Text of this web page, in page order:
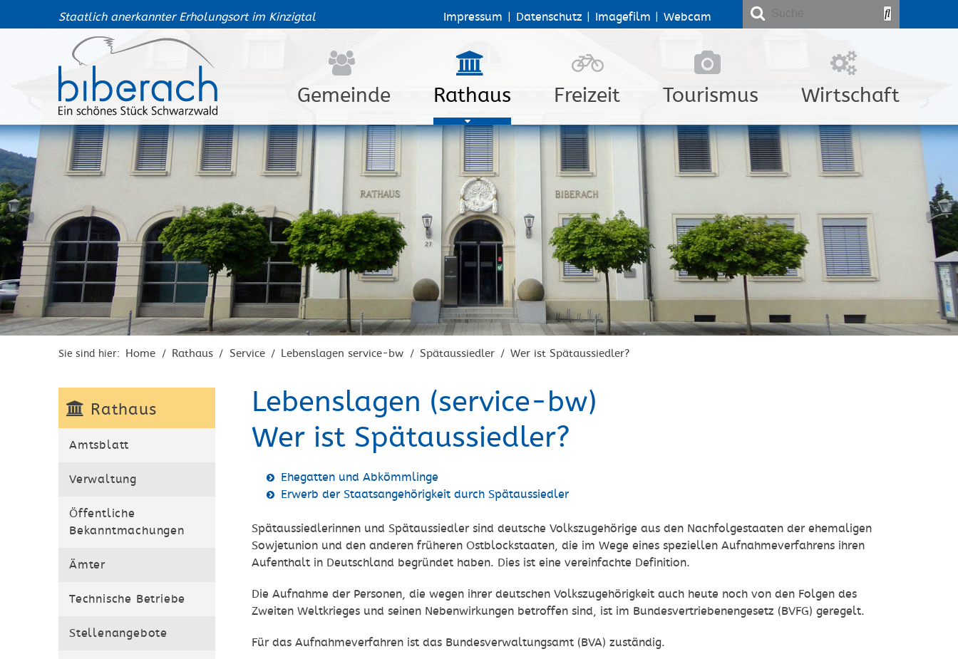
Staatlich anerkannter Erholungsort im Kinzigtal Impressum Datenschutz Imagefilm Webcam
Gemeinde Rathaus Freizeit Tourismus Wirtschaft
Sie sind hier: Home / Rathaus / Service / Lebenslagen service-bw / Spätaussiedler / Wer ist Spätaussiedler?
Rathaus
Amtsblatt
Verwaltung
Öffentliche
Bekanntmachungen
Ämter
Technische Betriebe
Stellenangebote
Lebenslagen (service-bw)
Wer ist Spätaussiedler?
Ehegatten und Abkömmlinge
Erwerb der Staatsangehörigkeit durch Spätaussiedler
Spätaussiedlerinnen und Spätaussiedler sind deutsche Volkszugehörige aus den Nachfolgestaaten der ehemaligen
Sowjetunion und den anderen früheren Ostblockstaaten, die im Wege eines speziellen Aufnahmeverfahrens ihren
Aufenthalt in Deutschland begründet haben. Dies ist eine vereinfachte Definition.
Die Aufnahme der Personen, die wegen ihrer deutschen Volkszugehörigkeit auch heute noch von den Folgen des
Zweiten Weltkrieges und seinen Nebenwirkungen betroffen sind, ist im Bundesvertriebenengesetz (BVFG) geregelt.
Für das Aufnahmeverfahren ist das Bundesverwaltungsamt (BVA) zuständig.